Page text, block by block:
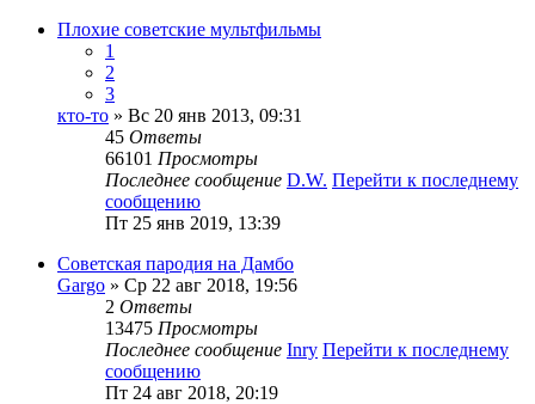
Плохие советские мультфильмы
1
2
3
кто-то » Вс 20 янв 2013, 09:31
45 Ответы
66101 Просмотры
Последнее сообщение D.W. Перейти к последнему
сообщению
Пт 25 янв 2019, 13:39
Советская пародия на Дамбо
Gargo » Ср 22 авг 2018, 19:56
2 Ответы
13475 Просмотры
Последнее сообщение Inry Перейти к последнему
сообщению
Пт 24 авг 2018, 20:19